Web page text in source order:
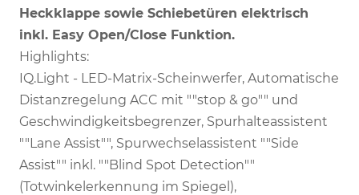
Heckklappe sowie Schiebetüren elektrisch
inkl. Easy Open/Close Funktion.
Highlights:
IQ.Light - LED-Matrix-Scheinwerfer, Automatische
Distanzregelung ACC mit ""stop & go"" und
Geschwindigkeitsbegrenzer, Spurhalteassistent
""Lane Assist"", Spurwechselassistent ""Side
Assist"" inkl. ""Blind Spot Detection""
(Totwinkelerkennung im Spiegel),